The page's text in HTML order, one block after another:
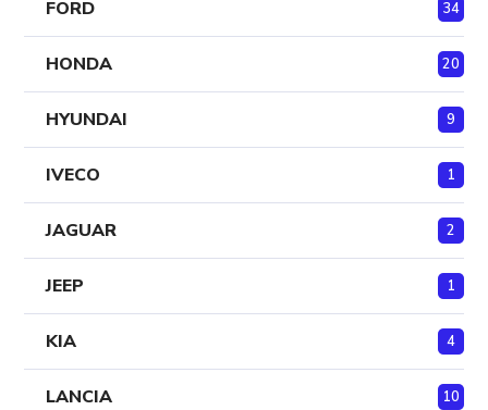
FORD 34
HONDA 20
HYUNDAI 9
IVECO 1
JAGUAR 2
JEEP 1
KIA 4
LANCIA 10